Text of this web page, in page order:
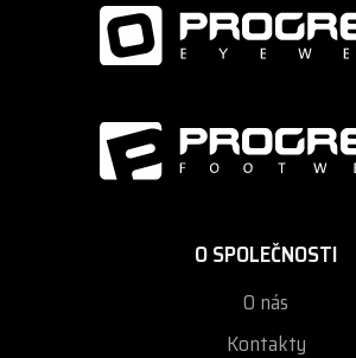
O SPOLEČNOSTI
O nás
Kontakty